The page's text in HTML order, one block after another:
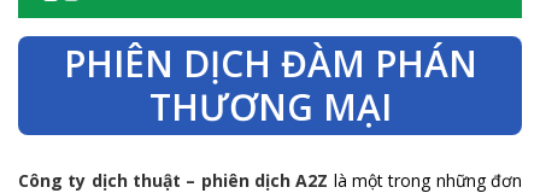
PHIÊN DỊCH ĐÀM PHÁN
THƯƠNG MẠI
Công ty dịch thuật – phiên dịch A2Z là một trong những đơn